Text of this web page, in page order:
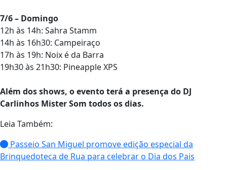
7/6 – Domingo
12h às 14h: Sahra Stamm
14h às 16h30: Campeiraço
17h às 19h: Noix é da Barra
19h30 às 21h30: Pineapple XPS
Além dos shows, o evento terá a presença do DJ
Carlinhos Mister Som todos os dias.
Leia Também:
Passeio San Miguel promove edição especial da
Brinquedoteca de Rua para celebrar o Dia dos Pais